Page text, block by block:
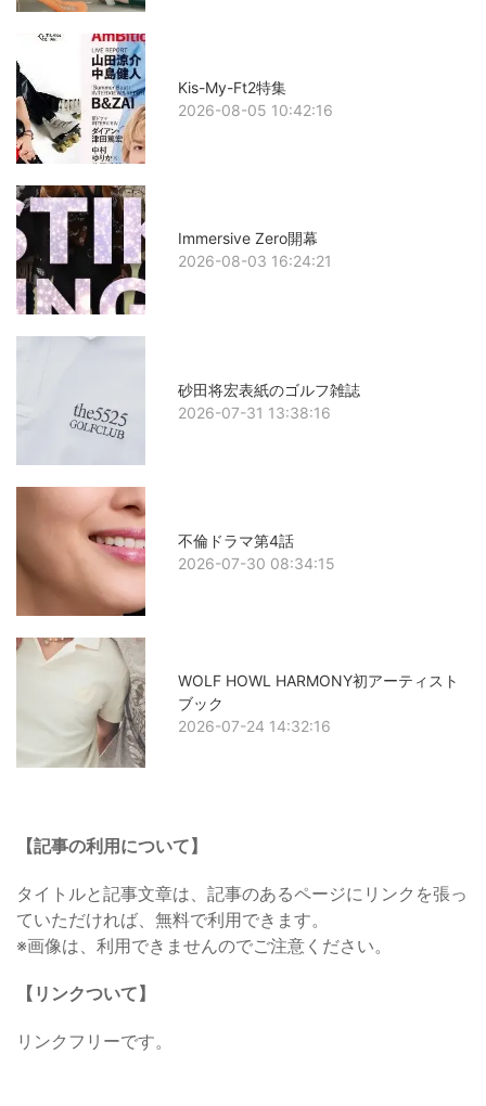
Kis-My-Ft2特集
2026-08-05 10:42:16
Immersive Zero開幕
2026-08-03 16:24:21
砂田将宏表紙のゴルフ雑誌
2026-07-31 13:38:16
不倫ドラマ第4話
2026-07-30 08:34:15
WOLF HOWL HARMONY初アーティスト
ブック
2026-07-24 14:32:16
【記事の利用について】
タイトルと記事文章は、記事のあるページにリンクを張っ
ていただければ、無料で利用できます。
※画像は、利用できませんのでご注意ください。
【リンクついて】
リンクフリーです。